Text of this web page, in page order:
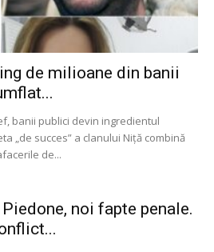
de milioane din banii
banii publici devin ingredientul
„de succes” a clanului Niță combină
de...
noi fapte penale.